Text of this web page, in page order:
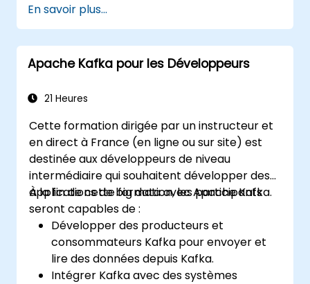
l'évolutivité.
Gérer les erreurs et les exceptions dans
des scénarios d'intégration complexes.
Intégrer Apache Camel avec diverses
En savoir plus...
Apache Kafka pour les Développeurs
21 Heures
Cette formation dirigée par un instructeur et
en direct à France (en ligne ou sur site) est
destinée aux développeurs de niveau
intermédiaire qui souhaitent développer des
applications de big data avec Apache Kafka.
À la fin de cette formation, les participants
seront capables de :
Développer des producteurs et
consommateurs Kafka pour envoyer et
lire des données depuis Kafka.
Intégrer Kafka avec des systèmes